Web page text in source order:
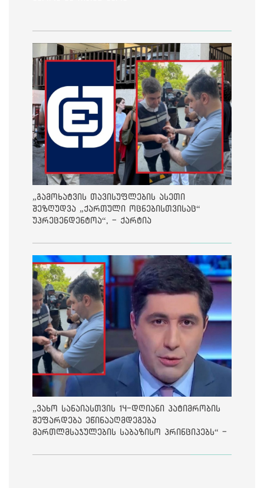
„გამოხატვის თავისუფლების ასეთი
შეზღუდვა „ქართული ოცნებისთვისაც“
უპრეცენდენტოა“, - ქარტია
„ვახო სანაიასთვის 14-დღიანი პატიმრობის
შეფარდება ეწინააღმდეგება
მართლმსაჯულების საბაზისო პრინციპებს“ -